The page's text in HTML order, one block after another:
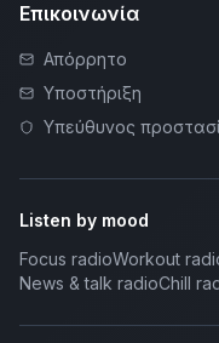
Επικοινωνία
Απόρρητο
Υποστήριξη
Υπεύθυνος
Listen by mood
Focus radioWorkout
News & talk radioChill